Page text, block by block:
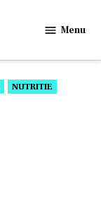
Menu
NUTRITIE